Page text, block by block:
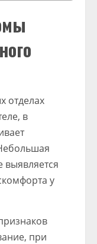
отделах
в
выявляется
у
при